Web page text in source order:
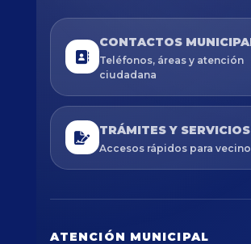
CONTACTOS
Teléfonos, áreas y atención
ciudadana
TRÁMITES Y SERVICIOS
Accesos rápidos para
ATENCIÓN MUNICIPAL